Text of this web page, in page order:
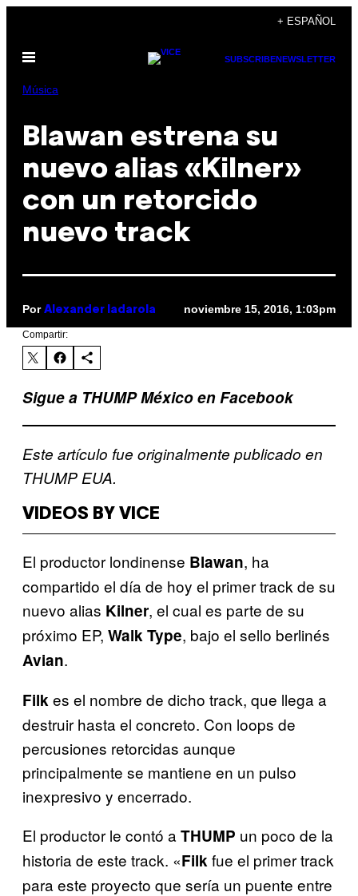
contenido
+ ESPAÑOL
Abrir
SUBSCRIBENEWSLETTER
Música
Blawan estrena su
nuevo alias «Kilner»
con un retorcido
nuevo track
Por Alexander Iadarola noviembre 15, 2016, 1:03pm
Compartir:
Sigue a THUMP México en Facebook
Este artículo fue originalmente publicado en
THUMP EUA.
VIDEOS BY VICE
El productor londinense Blawan, ha
compartido el día de hoy el primer track de su
nuevo alias Kilner, el cual es parte de su
próximo EP, Walk Type, bajo el sello berlinés
Avian.
Filkes el nombre de dicho track, que llega a
destruir hasta el concreto. Con loops de
percusiones retorcidas aunque
principalmente se mantiene en un pulso
inexpresivo y encerrado.
El productor le contó a THUMP un poco de la
historia de este track. «Filkfue el primer track
para este proyecto que sería un puente entre